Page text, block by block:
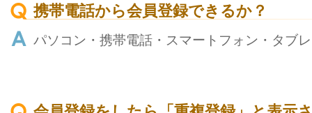
携帯電話から会員登録できるか？
パソコン・携帯電話・スマートフォン・タブ